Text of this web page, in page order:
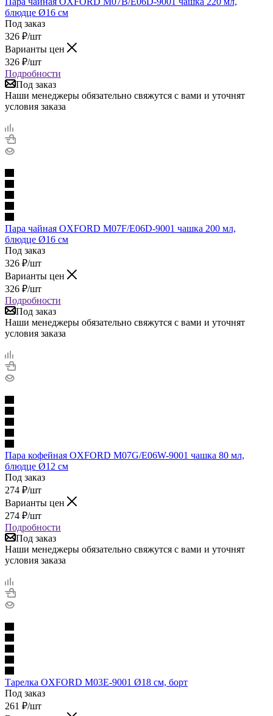
блюдце Ø16 см
Под заказ
326 ₽/шт
Варианты цен
326 ₽/шт
Подробности
Под заказ
Наши менеджеры обязательно свяжутся с вами и уточнят
условия заказа
Пара чайная OXFORD M07F/E06D-9001 чашка 200 мл,
блюдце Ø16 см
Под заказ
326 ₽/шт
Варианты цен
326 ₽/шт
Подробности
Под заказ
Наши менеджеры обязательно свяжутся с вами и уточнят
условия заказа
Пара кофейная OXFORD M07G/E06W-9001 чашка 80 мл,
блюдце Ø12 см
Под заказ
274 ₽/шт
Варианты цен
274 ₽/шт
Подробности
Под заказ
Наши менеджеры обязательно свяжутся с вами и уточнят
условия заказа
Тарелка OXFORD M03E-9001 Ø18 см, борт
Под заказ
261 ₽/шт